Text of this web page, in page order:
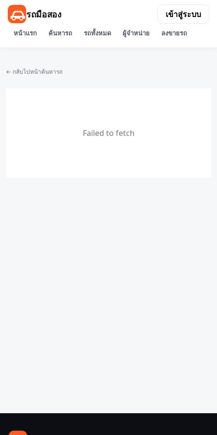
รถมือสอง
หน้าแรก ค้นหารถ รถทั้งหมด ผู้จำหน่าย ลงขายรถ
เข้าสู่ระบบ
← กลับไปหน้าค้นหารถ
Failed to fetch